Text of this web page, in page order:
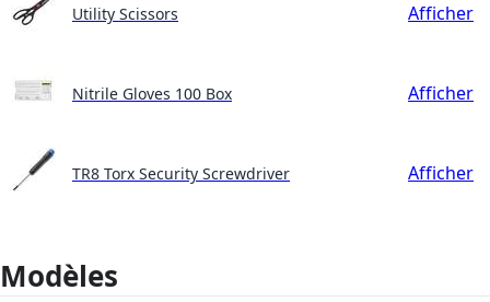
Utility Scissors Afficher
Nitrile Gloves 100 Box Afficher
TR8 Torx Security Screwdriver Afficher
Modèles